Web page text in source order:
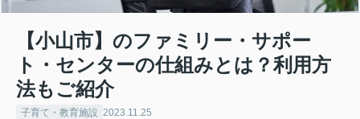
【小山市】のファミリー・サポー
ト・センターの仕組みとは？利用方
法もご紹介
子育て・教育施設 2023.11.25